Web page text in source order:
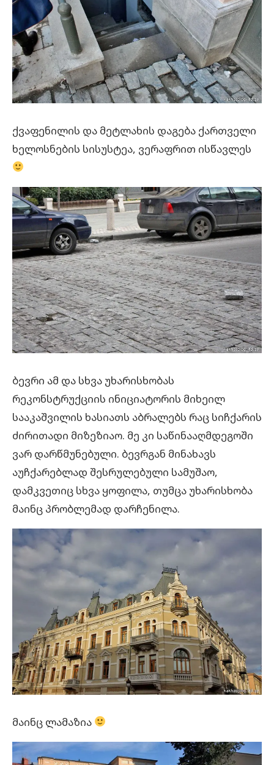
ქვაფენილის და მეტლახის დაგება ქართველი
ხელოსნების სისუსტეა, ვერაფრით ისწავლეს
ბევრი ამ და სხვა უხარისხობას
რეკონსტრუქციის ინიციატორის მიხეილ
სააკაშვილის ხასიათს აბრალებს რაც სიჩქარის
ძირითადი მიზეზიაო. მე კი საწინააღმდეგოში
ვარ დარწმუნებული. ბევრგან მინახავს
აუჩქარებლად შესრულებული სამუშაო,
დამკვეთიც სხვა ყოფილა, თუმცა უხარისხობა
მაინც პრობლემად დარჩენილა.
მაინც ლამაზია